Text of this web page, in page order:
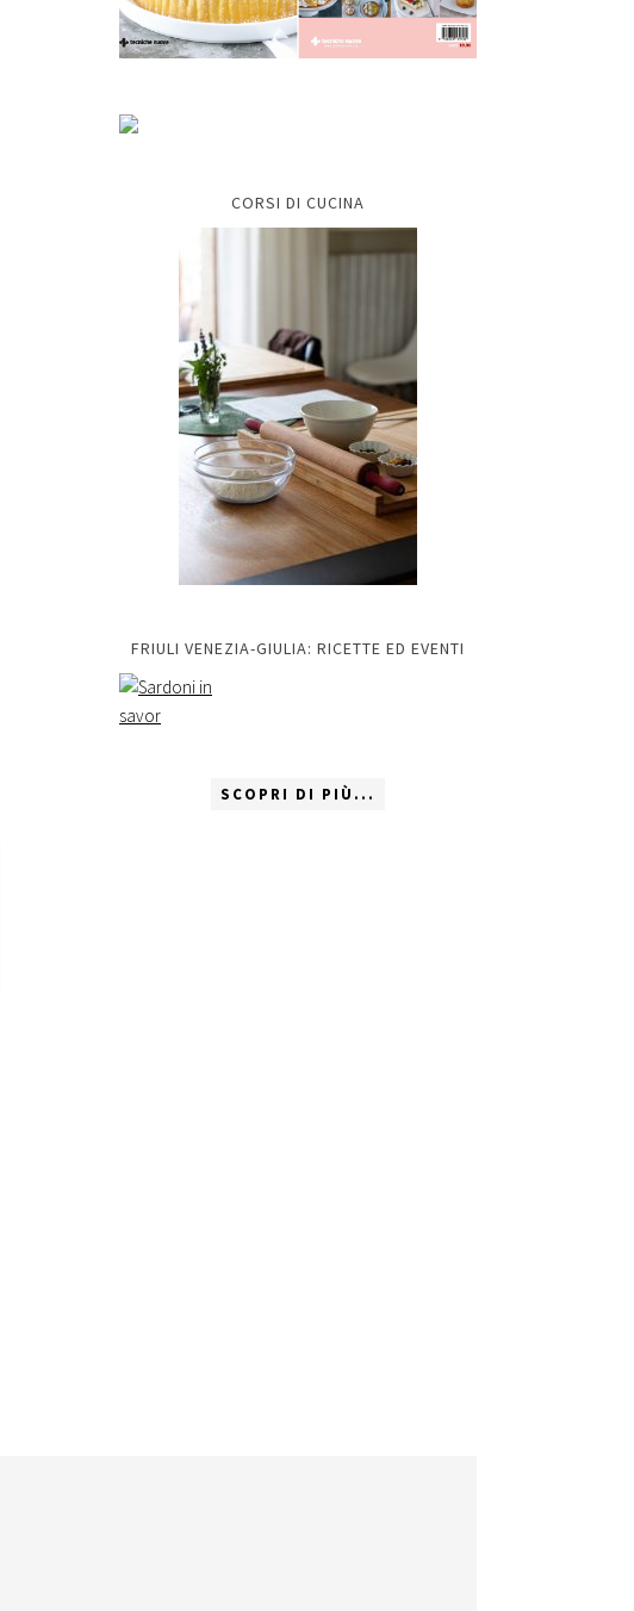
CORSI DI CUCINA
FRIULI VENEZIA-GIULIA: RICETTE ED EVENTI
SCOPRI DI PIÙ...